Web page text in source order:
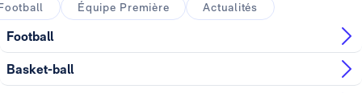
Équipe Première Actualités
Football
Basket-ball